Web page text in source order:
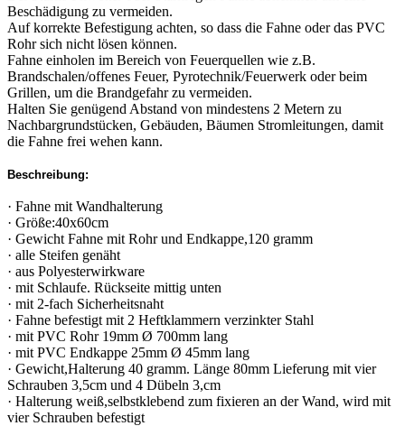
Beschädigung zu vermeiden.
Auf korrekte Befestigung achten, so dass die Fahne oder das PVC
Rohr sich nicht lösen können.
Fahne einholen im Bereich von Feuerquellen wie z.B.
Brandschalen/offenes Feuer, Pyrotechnik/Feuerwerk oder beim
Grillen, um die Brandgefahr zu vermeiden.
Halten Sie genügend Abstand von mindestens 2 Metern zu
Nachbargrundstücken, Gebäuden, Bäumen Stromleitungen, damit
die Fahne frei wehen kann.
Beschreibung:
· Fahne mit Wandhalterung
· Größe:40x60cm
· Gewicht Fahne mit Rohr und Endkappe,120 gramm
· alle Steifen genäht
· aus Polyesterwirkware
· mit Schlaufe. Rückseite mittig unten
· mit 2-fach Sicherheitsnaht
· Fahne befestigt mit 2 Heftklammern verzinkter Stahl
· mit PVC Rohr 19mm Ø 700mm lang
· mit PVC Endkappe 25mm Ø 45mm lang
· Gewicht,Halterung 40 gramm. Länge 80mm Lieferung mit vier
Schrauben 3,5cm und 4 Dübeln 3,cm
· Halterung weiß,selbstklebend zum fixieren an der Wand, wird mit
vier Schrauben befestigt